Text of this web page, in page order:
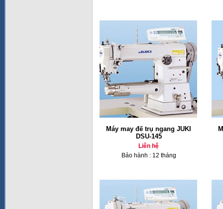
Máy may đế trụ ngang JUKI
DSU-145
Liên hệ
Bảo hành : 12 tháng